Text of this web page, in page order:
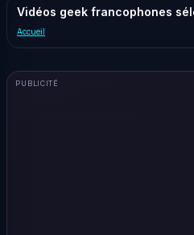
Vidéos geek francophones
Accueil
PUBLICITÉ